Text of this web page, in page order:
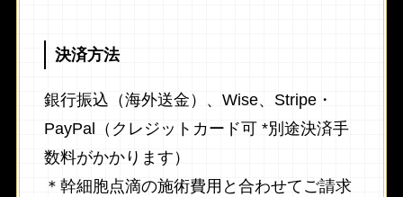
決済方法
銀行振込（海外送金）、Wise、Stripe・
PayPal（クレジットカード可 *別途決済手
数料がかかります）
＊幹細胞点滴の施術費用と合わせてご請求